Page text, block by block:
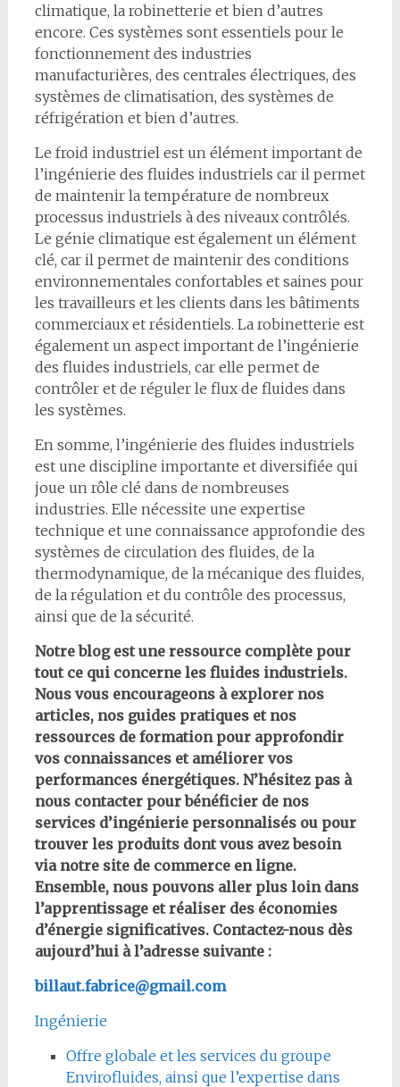
climatique, la robinetterie et bien d’autres
encore. Ces systèmes sont essentiels pour le
fonctionnement des industries
manufacturières, des centrales électriques, des
systèmes de climatisation, des systèmes de
réfrigération et bien d’autres.
Le froid industriel est un élément important de
l’ingénierie des fluides industriels car il permet
de maintenir la température de nombreux
processus industriels à des niveaux contrôlés.
Le génie climatique est également un élément
clé, car il permet de maintenir des conditions
environnementales confortables et saines pour
les travailleurs et les clients dans les bâtiments
commerciaux et résidentiels. La robinetterie est
également un aspect important de l’ingénierie
des fluides industriels, car elle permet de
contrôler et de réguler le flux de fluides dans
les systèmes.
En somme, l’ingénierie des fluides industriels
est une discipline importante et diversifiée qui
joue un rôle clé dans de nombreuses
industries. Elle nécessite une expertise
technique et une connaissance approfondie des
systèmes de circulation des fluides, de la
thermodynamique, de la mécanique des fluides,
de la régulation et du contrôle des processus,
ainsi que de la sécurité.
Notre blog est une ressource complète pour
tout ce qui concerne les fluides industriels.
Nous vous encourageons à explorer nos
articles, nos guides pratiques et nos
ressources de formation pour approfondir
vos connaissances et améliorer vos
performances énergétiques. N’hésitez pas à
nous contacter pour bénéficier de nos
services d’ingénierie personnalisés ou pour
trouver les produits dont vous avez besoin
via notre site de commerce en ligne.
Ensemble, nous pouvons aller plus loin dans
l’apprentissage et réaliser des économies
d’énergie significatives. Contactez-nous dès
aujourd’hui à l’adresse suivante :
billaut.fabrice@gmail.com
Ingénierie
Offre globale et les services du groupe
Envirofluides, ainsi que l’expertise dans